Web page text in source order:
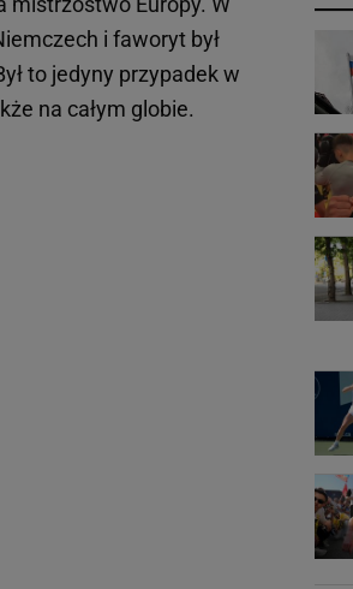
i faworyt był
to jedyny przypadek w
na całym globie.